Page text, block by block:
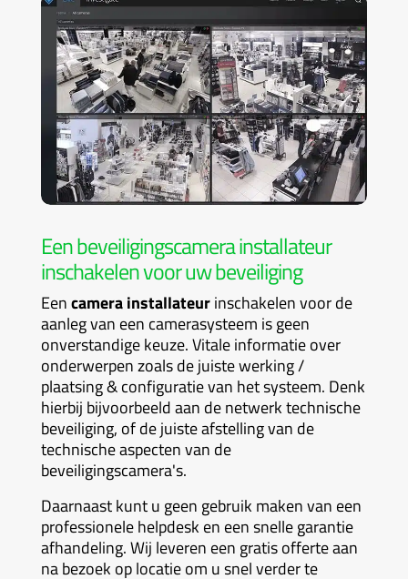
Een beveiligingscamera installateur
inschakelen voor uw beveiliging
Eencamera installateurinschakelen voor de
aanleg van een camerasysteem is geen
onverstandige keuze. Vitale informatie over
onderwerpen zoals de juiste werking /
plaatsing & configuratie van het systeem. Denk
hierbij bijvoorbeeld aan de netwerk technische
beveiliging, of de juiste afstelling van de
technische aspecten van de
beveiligingscamera's.
Daarnaast kunt u geen gebruik maken van een
professionele helpdesk en een snelle garantie
afhandeling. Wij leveren een gratis offerte aan
na bezoek op locatie om u snel verder te